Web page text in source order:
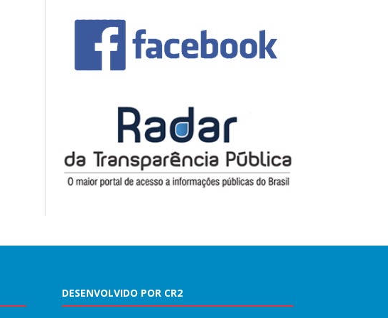
DESENVOLVIDO POR CR2